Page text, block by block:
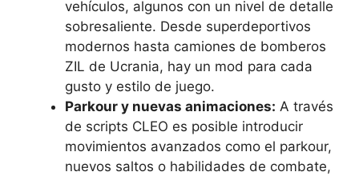
vehículos, algunos con un nivel de detalle
sobresaliente. Desde superdeportivos
modernos hasta camiones de bomberos
ZIL de Ucrania, hay un mod para cada
gusto y estilo de juego.
Parkour y nuevas animaciones: A través
de scripts CLEO es posible introducir
movimientos avanzados como el parkour,
nuevos saltos o habilidades de combate,